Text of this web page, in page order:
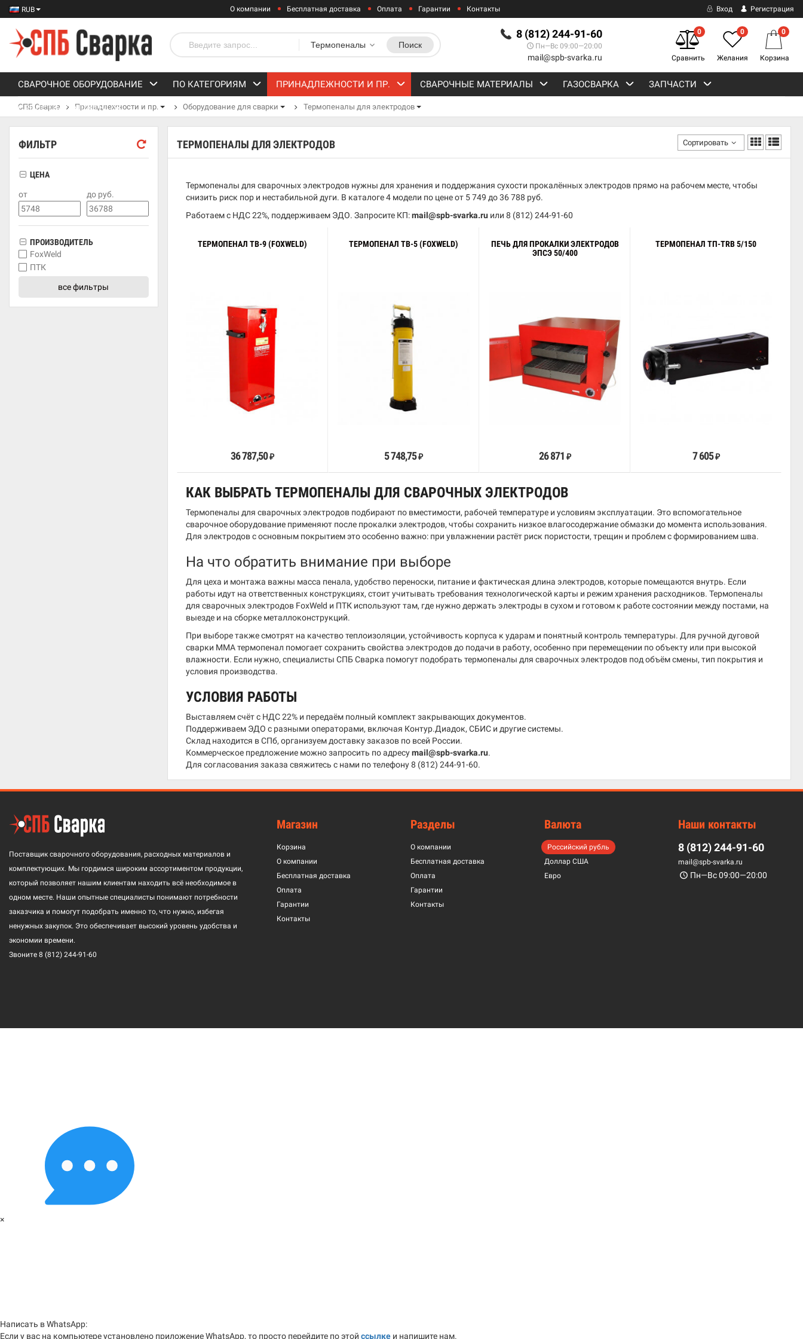
RUB О компании Бесплатная доставка Оплата Гарантии Контакты Вход Регистрация
8 (812) 244-91-60
Пн—Вс 09:00—20:00
mail@spb-svarka.ru
Термопеналы Поиск
0
Сравнить
0
Желания
0
Корзина
СВАРОЧНОЕ ОБОРУДОВАНИЕ ПО КАТЕГОРИЯМ ПРИНАДЛЕЖНОСТИ И ПР. СВАРОЧНЫЕ МАТЕРИАЛЫ ГАЗОСВАРКА ЗАПЧАСТИ
СРЕДСТВА ЗАЩИТЫ
СПБ Сварка Принадлежности и пр. Оборудование для сварки Термопеналы для электродов
ТЕРМОПЕНАЛЫ ДЛЯ ЭЛЕКТРОДОВ Сортировать
Термопеналы для сварочных электродов нужны для хранения и поддержания сухости прокалённых электродов прямо на рабочем месте, чтобы
снизить риск пор и нестабильной дуги. В каталоге 4 модели по цене от 5 749 до 36 788 руб.
Работаем с НДС 22%, поддерживаем ЭДО. Запросите КП:mail@spb-svarka.ru или 8 (812) 244-91-60
ТЕРМОПЕНАЛ TB-9 (FOXWELD)
36 787,50₽
ТЕРМОПЕНАЛ TB-5 (FOXWELD)
5 748,75₽
ПЕЧЬ ДЛЯ ПРОКАЛКИ ЭЛЕКТРОДОВ
ЭПСЭ 50/400
26 871₽
ТЕРМОПЕНАЛ ТП-TRB 5/150
7 605₽
КАК ВЫБРАТЬ ТЕРМОПЕНАЛЫ ДЛЯ СВАРОЧНЫХ ЭЛЕКТРОДОВ
Термопеналы для сварочных электродов подбирают по вместимости, рабочей температуре и условиям эксплуатации. Это вспомогательное
сварочное оборудование применяют после прокалки электродов, чтобы сохранить низкое влагосодержание обмазки до момента использования.
Для электродов с основным покрытием это особенно важно: при увлажнении растёт риск пористости, трещин и проблем с формированием шва.
На что обратить внимание при выборе
Для цеха и монтажа важны масса пенала, удобство переноски, питание и фактическая длина электродов, которые помещаются внутрь. Если
работы идут на ответственных конструкциях, стоит учитывать требования технологической карты и режим хранения расходников. Термопеналы
для сварочных электродов FoxWeld и ПТК используют там, где нужно держать электроды в сухом и готовом к работе состоянии между постами, на
выезде и на сборке металлоконструкций.
При выборе также смотрят на качество теплоизоляции, устойчивость корпуса к ударам и понятный контроль температуры. Для ручной дуговой
сварки ММА термопенал помогает сохранить свойства электродов до подачи в работу, особенно при перемещении по объекту или при высокой
влажности. Если нужно, специалисты СПБ Сварка помогут подобрать термопеналы для сварочных электродов под объём смены, тип покрытия и
условия производства.
УСЛОВИЯ РАБОТЫ
Выставляем счёт с НДС 22% и передаём полный комплект закрывающих документов.
Поддерживаем ЭДО с разными операторами, включая Контур.Диадок, СБИС и другие системы.
Склад находится в СПб, организуем доставку заказов по всей России.
Коммерческое предложение можно запросить по адресуmail@spb-svarka.ru.
Для согласования заказа свяжитесь с нами по телефону8 (812) 244-91-60.
ФИЛЬТР
ЦЕНА
от до руб.
ПРОИЗВОДИТЕЛЬ
FoxWeld
ПТК
все фильтры
Поставщик сварочного оборудования, расходных материалов и
комплектующих. Мы гордимся широким ассортиментом продукции,
который позволяет нашим клиентам находить всё необходимое в
одном месте. Наши опытные специалисты понимают потребности
заказчика и помогут подобрать именно то, что нужно, избегая
ненужных закупок. Это обеспечивает высокий уровень удобства и
экономии времени.
Звоните 8 (812) 244-91-60
Магазин
Корзина
О компании
Бесплатная доставка
Оплата
Гарантии
Контакты
Разделы
О компании
Бесплатная доставка
Оплата
Гарантии
Контакты
Валюта
Российский рубль
Доллар США
Евро
Наши контакты
8 (812) 244-91-60
mail@spb-svarka.ru
Пн—Вс 09:00—20:00
×
Написать в WhatsApp:
Если у вас на компьютере установлено приложение WhatsApp, то просто перейдите по этой ссылке и напишите нам.